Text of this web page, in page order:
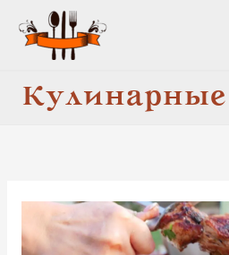
Перейти
содержимому